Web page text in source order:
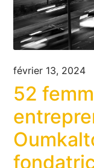
février 13, 2024
52